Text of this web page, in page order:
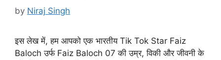
by Niraj Singh
इस लेख में, हम आपको एक भारतीय Tik Tok Star Faiz
Baloch उर्फ Faiz Baloch 07 की उम्र, विकी और जीवनी के